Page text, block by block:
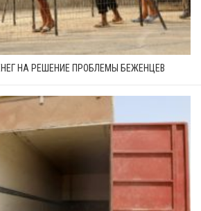
НА РЕШЕНИЕ ПРОБЛЕМЫ БЕЖЕНЦЕВ